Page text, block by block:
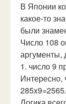
В Японии
какое-то
были
Число 108
аргументы,
1. число 9
Интересно,